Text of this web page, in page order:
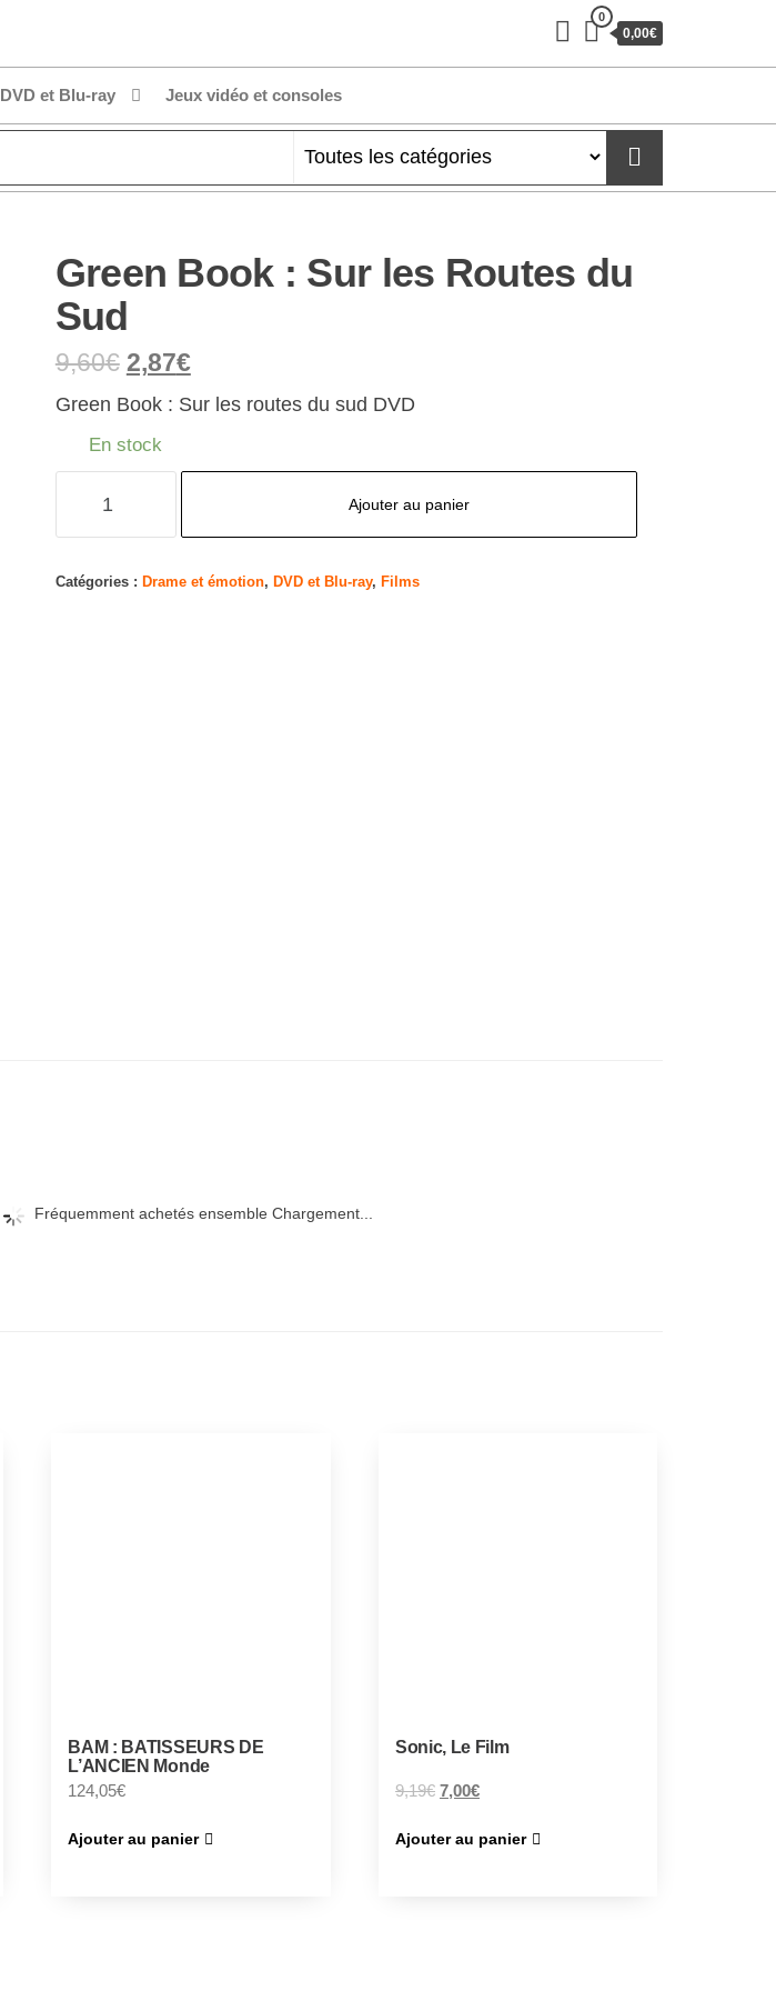
0
0,00€
DVD et Blu-ray Jeux vidéo et consoles
Green Book : Sur les Routes du
Sud
9,60€ 2,87€
Green Book : Sur les routes du sud DVD
En stock
Book
Ajouter au panier
Catégories : Drame et émotion, DVD et Blu-ray, Films
Fréquemment achetés ensemble Chargement...
BAM : BATISSEURS DE
L’ANCIEN Monde
124,05€
Ajouter au panier
Sonic, Le Film
9,19€ 7,00€
Ajouter au panier